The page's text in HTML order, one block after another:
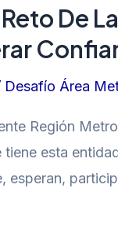
De
Desafío Área
Región
esta
esperan,